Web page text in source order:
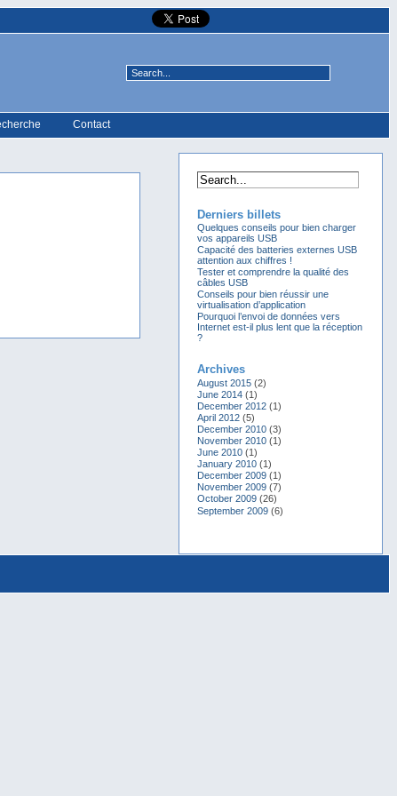
Contact
Derniers billets
Quelques conseils pour bien charger
vos appareils USB
Capacité des batteries externes USB
attention aux chiffres !
Tester et comprendre la qualité des
câbles USB
Conseils pour bien réussir une
virtualisation d’application
Pourquoi l’envoi de données vers
Internet est-il plus lent que la réception
?
Archives
August 2015 (2)
June 2014 (1)
December 2012 (1)
April 2012 (5)
December 2010 (3)
November 2010 (1)
June 2010 (1)
January 2010 (1)
December 2009 (1)
November 2009 (7)
October 2009 (26)
September 2009 (6)